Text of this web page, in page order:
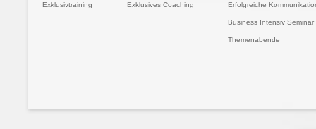
Exklusivtraining Exklusives Coaching Erfolgreiche
Business Intensiv Seminar
Themenabende